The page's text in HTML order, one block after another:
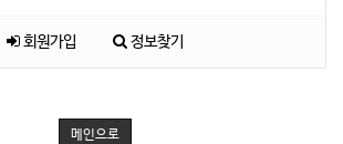
회원가입 정보찾기
메인으로